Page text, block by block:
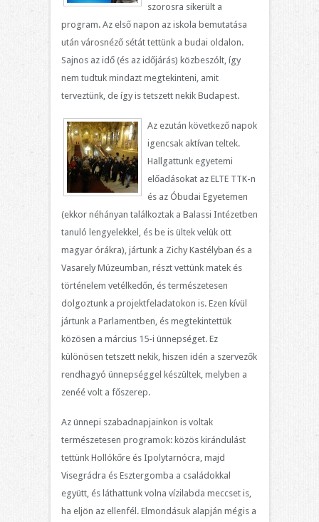
szorosra sikerült a
program. Az első napon az iskola bemutatása
után városnéző sétát tettünk a budai oldalon.
Sajnos az idő (és az időjárás) közbeszólt, így
nem tudtuk mindazt megtekinteni, amit
terveztünk, de így is tetszett nekik Budapest.
Az ezután következő napok
igencsak aktívan teltek.
Hallgattunk egyetemi
előadásokat az ELTE TTK-n
és az Óbudai Egyetemen
(ekkor néhányan találkoztak a Balassi Intézetben
tanuló lengyelekkel, és be is ültek velük ott
magyar órákra), jártunk a Zichy Kastélyban és a
Vasarely Múzeumban, részt vettünk matek és
történelem vetélkedőn, és természetesen
dolgoztunk a projektfeladatokon is. Ezen kívül
jártunk a Parlamentben, és megtekintettük
közösen a március 15-i ünnepséget. Ez
különösen tetszett nekik, hiszen idén a szervezők
rendhagyó ünnepséggel készültek, melyben a
zenéé volt a főszerep.
Az ünnepi szabadnapjainkon is voltak
természetesen programok: közös kirándulást
tettünk Hollókőre és Ipolytarnócra, majd
Visegrádra és Esztergomba a családokkal
együtt, és láthattunk volna vízilabda meccset is,
ha eljön az ellenfél. Elmondásuk alapján mégis a